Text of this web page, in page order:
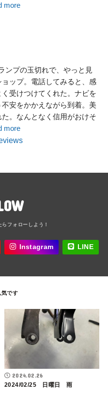
more
ンプの玉切れで、やっと見
ップ。電話してみると、感
受けつけてくれた。ナビを
安をかかえながら到着。美
。なんとなく信用がおけそ
more
Instagram LINE
2024.02.26
2024/02/25 日曜日 雨